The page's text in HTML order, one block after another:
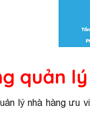
quản
lý nhà hàng